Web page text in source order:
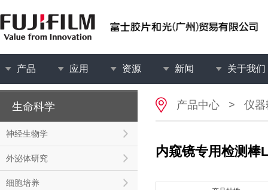
产品 应用 资源 新闻 关于我们
生命科学
神经生物学
外泌体研究
细胞培养
产品中心 > 仪器
内窥镜专用检测棒